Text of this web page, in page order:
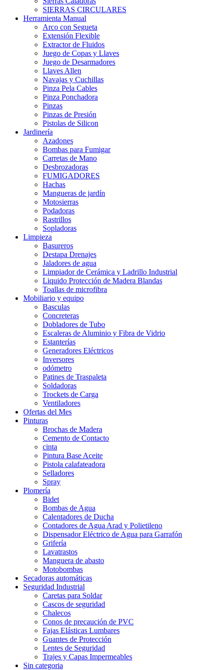
SIERRAS CIRCULARES
Herramienta Manual
Arco con Segueta
Extensión Flexible
Extractor de Fluidos
Juego de Copas y Llaves
Juego de Desarmadores
Llaves Allen
Navajas y Cuchillas
Pinza Pela Cables
Pinza Ponchadora
Pinzas
Pinzas de Presión
Pistolas de Silicon
Jardinería
Azadones
Bombas para Fumigar
Carretas de Mano
Desbrozadoras
FUMIGADORES
Hachas
Mangueras de jardín
Motosierras
Podadoras
Rastrillos
Sopladoras
Limpieza
Basureros
Destapa Drenajes
Jaladores de agua
Limpiador de Cerámica y Ladrillo Industrial
Liquido Protección de Madera Blandas
Toallas de microfibra
Mobiliario y equipo
Basculas
Concreteras
Dobladores de Tubo
Escaleras de Aluminio y Fibra de Vidrio
Estanterías
Generadores Eléctricos
Inversores
odómetro
Patines de Traspaleta
Soldadoras
Trockets de Carga
Ventiladores
Ofertas del Mes
Pinturas
Brochas de Madera
Cemento de Contacto
cinta
Pintura Base Aceite
Pistola calafateadora
Selladores
Spray
Plomería
Bidet
Bombas de Agua
Calentadores de Ducha
Contadores de Agua Arad y Polietileno
Dispensador Eléctrico de Agua para Garrafón
Grifería
Lavatrastos
Manguera de abasto
Motobombas
Secadoras automáticas
Seguridad Industrial
Caretas para Soldar
Cascos de seguridad
Chalecos
Conos de precaución de PVC
Fajas Elásticas Lumbares
Guantes de Protección
Lentes de Seguridad
Trajes y Capas Impermeables
Sin categoria